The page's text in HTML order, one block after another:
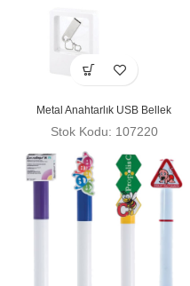
Metal Anahtarlık USB Bellek
Stok Kodu: 107220